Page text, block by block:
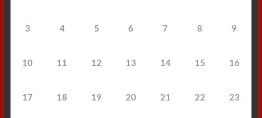
3 4 5 6 7 8 9
10 11 12 13 14 15 16
17 18 19 20 21 22 23